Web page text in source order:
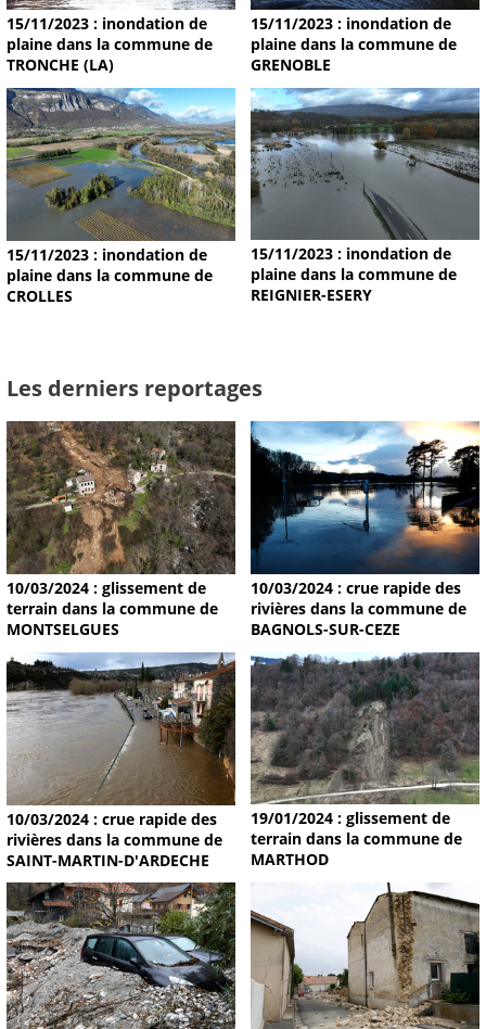
15/11/2023 : inondation de
plaine dans la commune de
TRONCHE (LA)
15/11/2023 : inondation de
plaine dans la commune de
GRENOBLE
15/11/2023 : inondation de
plaine dans la commune de
CROLLES
15/11/2023 : inondation de
plaine dans la commune de
REIGNIER-ESERY
Les derniers reportages
10/03/2024 : glissement de
terrain dans la commune de
MONTSELGUES
10/03/2024 : crue rapide des
rivières dans la commune de
BAGNOLS-SUR-CEZE
10/03/2024 : crue rapide des
rivières dans la commune de
SAINT-MARTIN-D'ARDECHE
19/01/2024 : glissement de
terrain dans la commune de
MARTHOD